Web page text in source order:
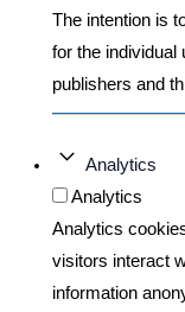
The intention is
for the individual
publishers and
Analytics
Analytics
Analytics
visitors interact
information